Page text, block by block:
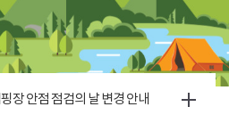
장 안점 점검의 날 변경 안내